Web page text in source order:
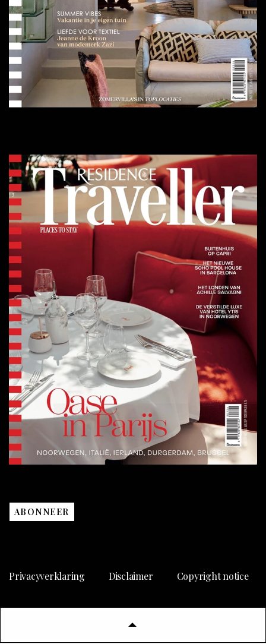
ABONNEER
Privacyverklaring Disclaimer Copyright notice